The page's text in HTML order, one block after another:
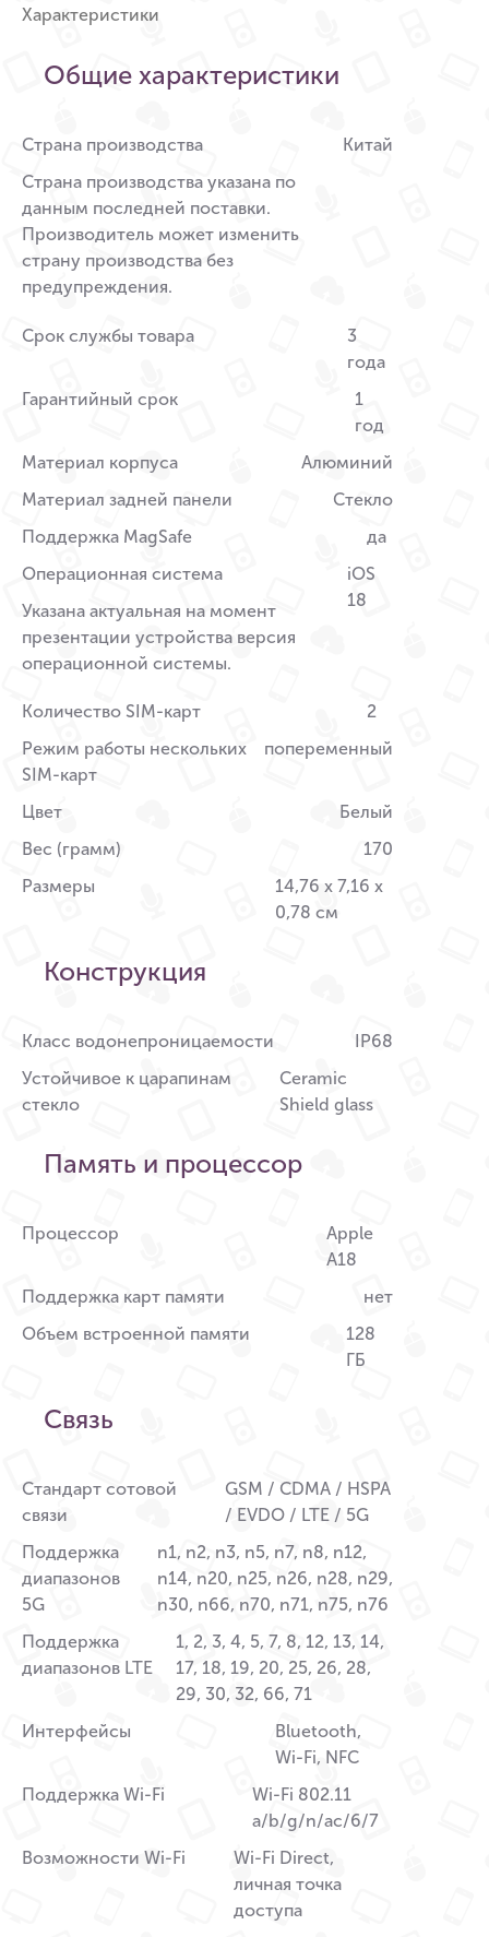
Характеристики
Общие характеристики
Страна производства
Страна производства указана по
данным последней поставки.
Производитель может изменить
страну производства без
предупреждения.
Китай
Срок службы товара
3
года
Гарантийный срок
1
год
Материал корпуса
Алюминий
Материал задней панели
Стекло
Поддержка MagSafe
да
Операционная система
Указана актуальная на момент
презентации устройства версия
операционной системы.
iOS
18
Количество SIM-карт
2
Режим работы нескольких
SIM-карт
попеременный
Цвет
Белый
Вес (грамм)
170
Размеры
14,76 x 7,16 x
0,78 см
Конструкция
Класс водонепроницаемости
IP68
Устойчивое к царапинам
стекло
Ceramic
Shield glass
Память и процессор
Процессор
Apple
A18
Поддержка карт памяти
нет
Объем встроенной памяти
128
ГБ
Связь
Стандарт сотовой
связи
GSM / CDMA / HSPA
/ EVDO / LTE / 5G
Поддержка
диапазонов
5G
n1, n2, n3, n5, n7, n8, n12,
n14, n20, n25, n26, n28, n29,
n30, n66, n70, n71, n75, n76
Поддержка
диапазонов LTE
1, 2, 3, 4, 5, 7, 8, 12, 13, 14,
17, 18, 19, 20, 25, 26, 28,
29, 30, 32, 66, 71
Интерфейсы
Bluetooth,
Wi-Fi, NFC
Поддержка Wi-Fi
Wi-Fi 802.11
a/b/g/n/ac/6/7
Возможности Wi-Fi
Wi-Fi Direct,
личная точка
доступа